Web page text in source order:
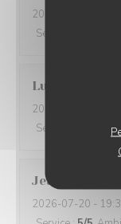
2026-07-20
Service
Lucas
2026-07-20
-
Service
Jean-Bernard
2026-07-20 -